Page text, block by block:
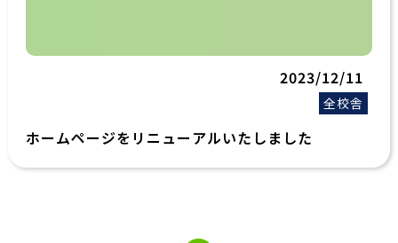
2023/12/11
全校舎
ホームページをリニューアルいたしました